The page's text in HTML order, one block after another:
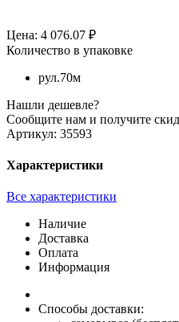
Цена: 4 076.07 ₽
Количество в упаковке
рул.70м
Нашли дешевле?
Сообщите нам и получите
Артикул: 35593
Характеристики
Все характеристики
Наличие
Доставка
Оплата
Информация
Способы доставки: